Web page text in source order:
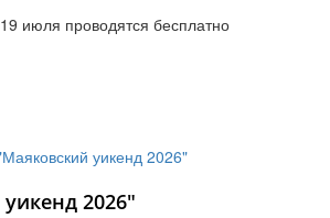
июля проводятся бесплатно
2026"